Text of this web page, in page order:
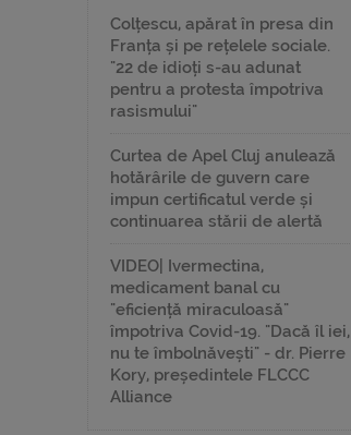
Colțescu, apărat în presa din
Franța și pe rețelele sociale.
"22 de idioți s-au adunat
pentru a protesta împotriva
rasismului"
Curtea de Apel Cluj anulează
hotărârile de guvern care
impun certificatul verde și
continuarea stării de alertă
VIDEO| Ivermectina,
medicament banal cu
"eficiență miraculoasă"
împotriva Covid-19. "Dacă îl iei,
nu te îmbolnăvești" - dr. Pierre
Kory, președintele FLCCC
Alliance